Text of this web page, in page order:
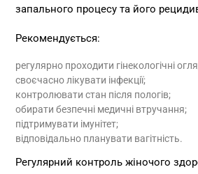
запального процесу та його
Рекомендується:
регулярно проходити гінекологічні
своєчасно лікувати інфекції;
контролювати стан після пологів;
обирати безпечні медичні втручання;
підтримувати імунітет;
відповідально планувати вагітність.
Регулярний контроль жіночого